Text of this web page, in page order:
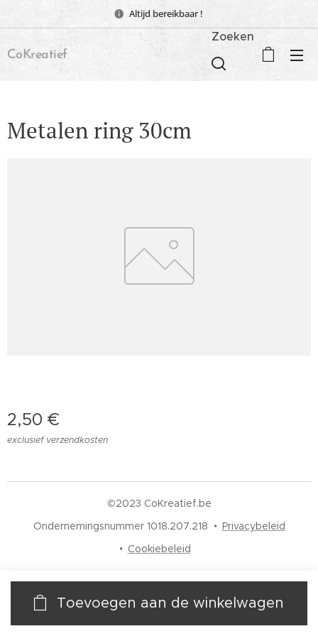
Altijd bereikbaar !
CoKreatief
Zoeken
Metalen ring 30cm
2,50 €
exclusief verzendkosten
Toevoegen aan de winkelwagen
©2023 CoKreatief.be
Ondernemingsnummer 1018.207.218
Privacybeleid
Cookiebeleid